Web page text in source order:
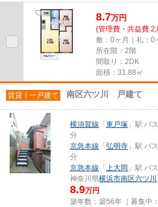
8.7万円
(管理費・共益費
敷：0ヶ月｜礼：0
所在階：2階
間取り：2DK
面積：31.88㎡
賃貸｜一戸建て 南区六ツ川 戸建て
横須賀線 「 東戸塚 」駅 バ
分
京急本線 「 弘明寺 」駅 バ
分
京急本線 「 上大岡 」駅 バ
神奈川県横浜市南区六ツ川
8.9万円
築年数：築56年 ｜募集中：